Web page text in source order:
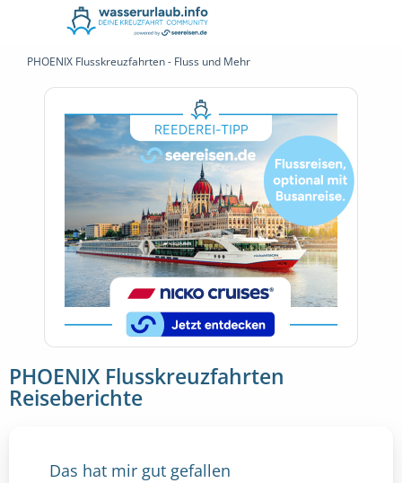
PHOENIX Flusskreuzfahrten - Fluss und Mehr
PHOENIX Flusskreuzfahrten
Reiseberichte
Das hat mir gut gefallen